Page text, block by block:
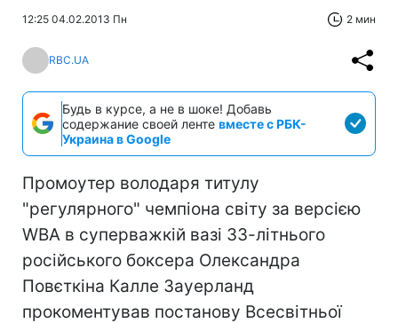
12:25 04.02.2013 Пн 2 мин
RBC.UA
Будь в курсе, а не в шоке! Добавь
содержание своей ленте вместе с РБК-
Украина в Google
Промоутер володаря титулу
"регулярного" чемпіона світу за версією
WBA в суперважкій вазі 33-літнього
російського боксера Олександра
Повєткіна Калле Зауерланд
прокоментував постанову Всесвітньої